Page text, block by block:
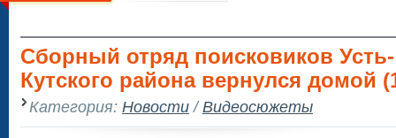
Сборный отряд поисковиков Усть-
Кутского района вернулся домой
Категория: Новости/Видеосюжеты